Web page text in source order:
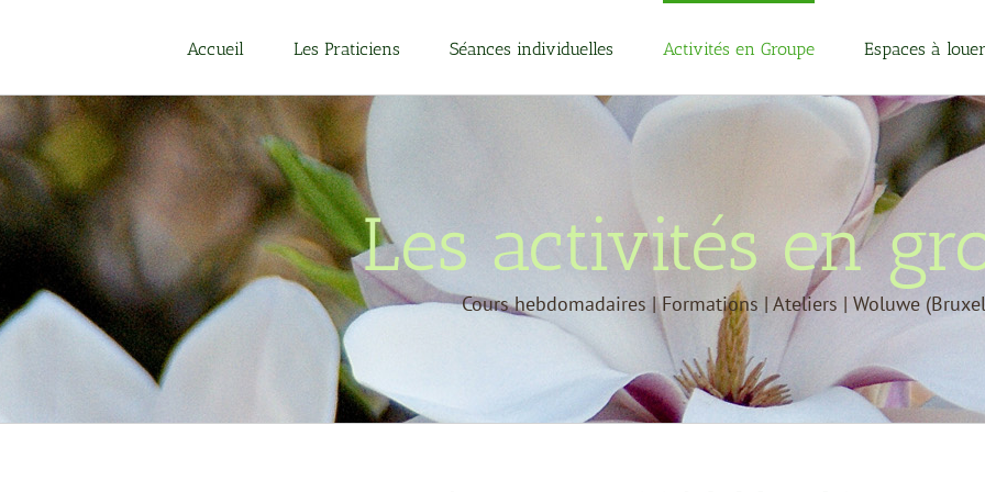
Accueil Les Praticiens Séances individuelles Activités en Groupe Espaces à louer
Les activités en
Cours hebdomadaires | Formations | Ateliers | Woluwe